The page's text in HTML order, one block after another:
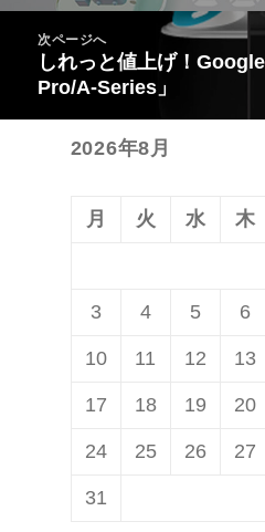
の
投
稿:
次ページへ
次
の
投
しれっと値上げ！
Pro/A-Series」
2026年8月
月 火 水 木
3 4 5 6
10 11 12 13
17 18 19 20
24 25 26 27
31